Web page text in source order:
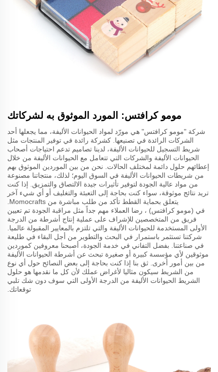
مومو كرافتس: المورد الموثوق به لشركاتك
شركة "مومو كرافتس" هي مورّد لمواد الحيوانات الأليفة، مما يجعلها أحد
الشركات الرائدة في تصنيعها. كشركة رائدة في توفير المنتجات مثل
شريط التسجيل للحيوانات الأليفة، لدينا تصاميم تدعم احتياجات أصحاب
الحيوانات الأليفة والشركات التي تتعامل مع الحيوانات الأليفة من خلال
إعطائهم حلول دائمة لمختلف الحالات. نحن من بين الموردين الموثوق بهم
من شريطات الحيوانات الأليفة في السوق اليوم؛ لذلك، منتجاتنا مصنوعة
من مواد عالية الجودة لتوفير تأثيرات جيدة الالتصاق والتمزيق. إذا كنت
تريد نتائج موثوقة، سواء كنت بحاجة إلى التعبئة والتغليف أو أي شيء آخر
يتعلق بحماية القطط تأكد من طلب مباشرة من Momocrafts.
في (مومو كرافتس) ، رضا العملاء مهم جداً مثل مراقبة الجودة تم تعيين
فريق من المتخصصين للإشراف على عملية إنتاج أشرطة من الدرجة
الأولى المستخدمة للحيوانات الأليفة والتي تلتزم بالمعايير المقبولة عالميا.
شركتنا تستثمر باستمرار في البحث والتطوير من أجل البقاء في طليعة
في صناعتنا. بفضل التفاني في خدمة الجودة، أصبحنا معروفين كموردين
موثوقين لأي مؤسسة كبيرة أو صغيرة تبحث عن أشرطة الحيوانات الأليفة
من بين أمور أخرى. ثق بنا إذا كنت بحاجة إلى بعض النصائح حول أي نوع
من الشريط سيكون مثاليا لأغراض عملك لأن كل ما نقدمها هو حلول
الشريط الحيوانات الأليفة من الدرجة الأولى التي سوف دون شك تلبي
توقعاتك.